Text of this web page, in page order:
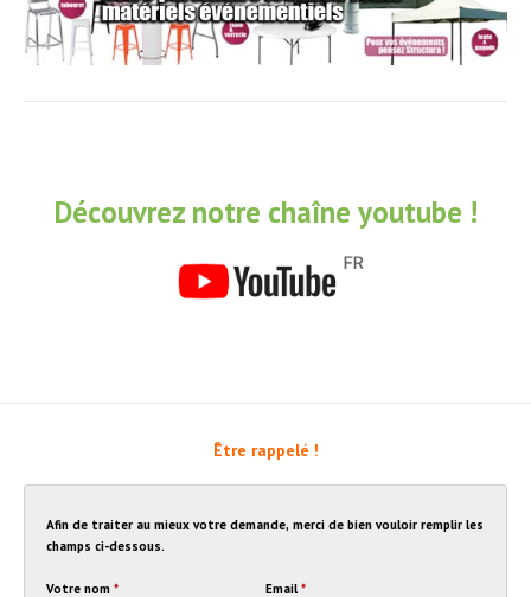
Découvrez notre chaîne youtube !
Être rappelé !
Afin de traiter au mieux votre demande, merci de bien vouloir remplir les
champs ci-dessous.
Votre nom * Email*